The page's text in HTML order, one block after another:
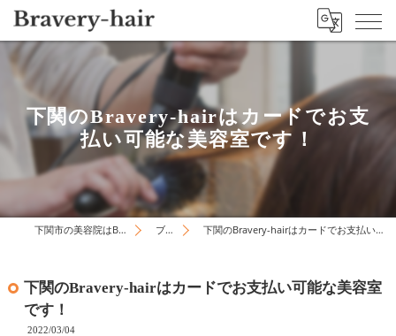
下関のBravery-hairはカードでお支
払い可能な美容室です！
下関市の美容院はBravery-hair ブログ 下関のBravery-hairはカードでお支払い可能な美容室です！
下関のBravery-hairはカードでお支払い可能な美容室
です！
2022/03/04